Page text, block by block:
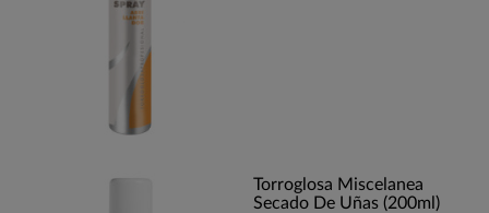
Torroglosa Miscelanea
Secado De Uñas (200ml)